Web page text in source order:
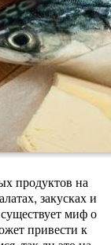
продуктов на
закусках и
миф о
привести к